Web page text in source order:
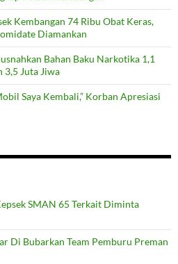
Kembangan 74 Ribu Obat Keras,
Diamankan
Bahan Baku Narkotika 1,1
3,5 Juta Jiwa
Saya Kembali,” Korban Apresiasi
SMAN 65 Terkait Diminta
Di Bubarkan Team Pemburu Preman